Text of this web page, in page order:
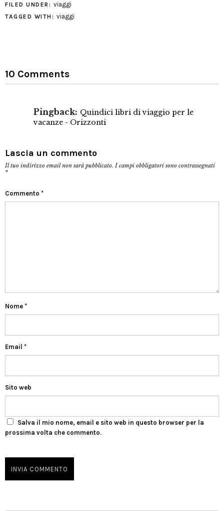
FILED UNDER: viaggi
TAGGED WITH: viaggi
10 Comments
Pingback: Quindici libri di viaggio per le
vacanze - Orizzonti
Lascia un commento
Il tuo indirizzo email non sarà pubblicato. I campi obbligatori sono contrassegnati
*
Commento *
Nome *
Email *
Sito web
Salva il mio nome, email e sito web in questo browser per la
prossima volta che commento.